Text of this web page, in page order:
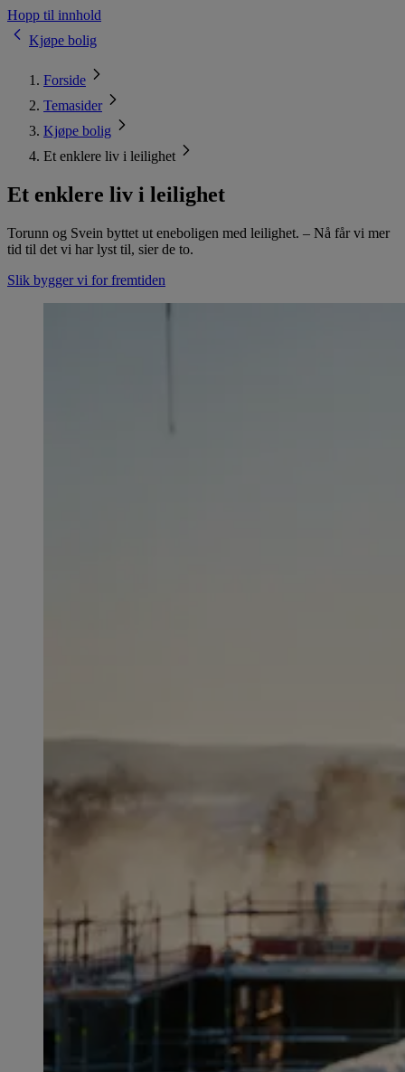
Hopp til innhold
Kjøpe bolig
Forside
Temasider
Kjøpe bolig
Et enklere liv i leilighet
Et enklere liv i leilighet
Torunn og Svein byttet ut eneboligen med leilighet. – Nå får vi mer
tid til det vi har lyst til, sier de to.
Slik bygger vi for fremtiden